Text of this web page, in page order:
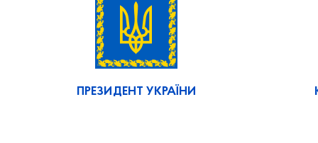
ПРЕЗИДЕНТ УКРАЇНИ